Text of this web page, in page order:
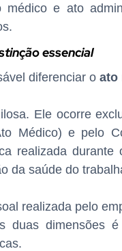
e ato
essencial
diferenciar o ato
Ele ocorre
Médico) e pelo
realizada
da saúde do
realizada pelo
duas dimensões